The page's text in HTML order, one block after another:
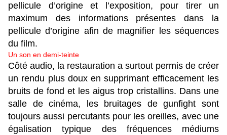
pellicule d’origine et l’exposition, pour tirer un
maximum des informations présentes dans la
pellicule d’origine afin de magnifier les séquences
du film.
Un son en demi-teinte
Côté audio, la restauration a surtout permis de créer
un rendu plus doux en supprimant efficacement les
bruits de fond et les aigus trop cristallins. Dans une
salle de cinéma, les bruitages de gunfight sont
toujours aussi percutants pour les oreilles, avec une
égalisation typique des fréquences médiums